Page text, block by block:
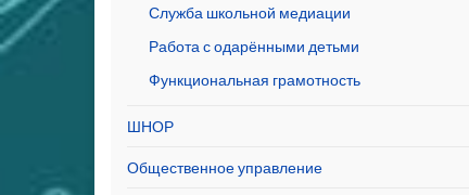
Служба школьной медиации
Работа с одарёнными детьми
Функциональная грамотность
ШНОР
Общественное управление